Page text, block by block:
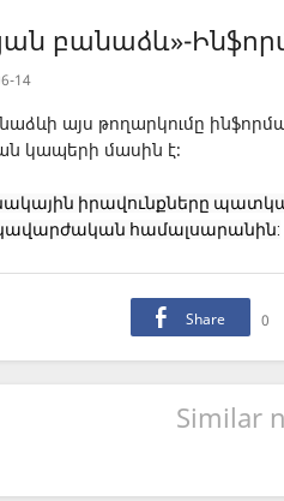
բանաձև»-
14
այս թողարկումը
կապերի մասին է։
իրավունքները
համալսարանին:
Share 0
Similar